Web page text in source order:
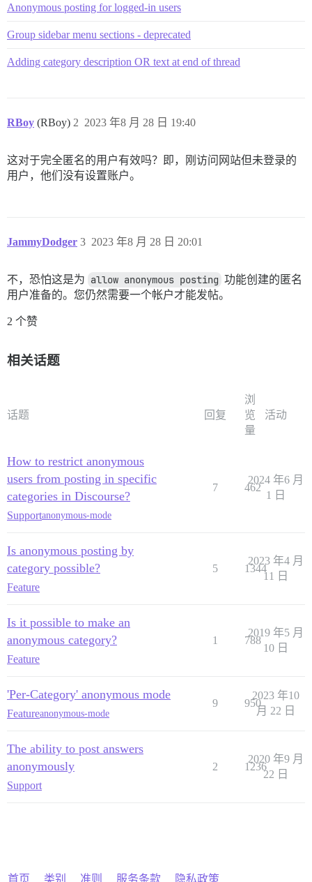
Anonymous posting for logged-in users
Group sidebar menu sections - deprecated
Adding category description OR text at end of thread
RBoy (RBoy) 2023 年8 月 28 日 19:40
2
这对于完全匿名的用户有效吗？即，刚访问网站但未登录的
用户，他们没有设置账户。
JammyDodger 2023 年8 月 28 日 20:01
3
不，恐怕这是为 allow anonymous posting 功能创建的匿名
用户准备的。您仍然需要一个帐户才能发帖。
2 个赞
相关话题
话题 回复
浏
览
量
活动
How to restrict anonymous
users from posting in specific
categories in Discourse?
Supportanonymous-mode
7 462
2024 年6 月
1 日
Is anonymous posting by
category possible?
Feature
5 1344
2023 年4 月
11 日
Is it possible to make an
anonymous category?
Feature
1 788
2019 年5 月
10 日
'Per-Category' anonymous mode
Featureanonymous-mode
9 950
2023 年10
月 22 日
The ability to post answers
anonymously
Support
2 1236
2020 年9 月
22 日
首页 类别 准则 服务条款 隐私政策